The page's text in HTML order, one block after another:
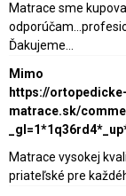
Matrace sme
Ďakujeme...
Mimo
https://ortopedicke-
matrace.sk/
Matrace vysokej
priateľské pre